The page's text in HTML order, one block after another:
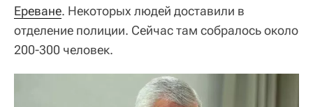
Ереване. Некоторых людей доставили в
отделение полиции. Сейчас там собралось около
200-300 человек.